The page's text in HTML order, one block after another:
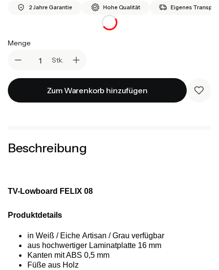
2 Jahre Garantie Hohe Qualität Eigenes
Menge
Stk.
Zum Warenkorb hinzufügen
Beschreibung
TV-Lowboard FELIX 08
Produktdetails
in Weiß / Eiche Artisan / Grau verfügbar
aus hochwertiger Laminatplatte 16 mm
Kanten mit ABS 0,5 mm
Füße aus Holz